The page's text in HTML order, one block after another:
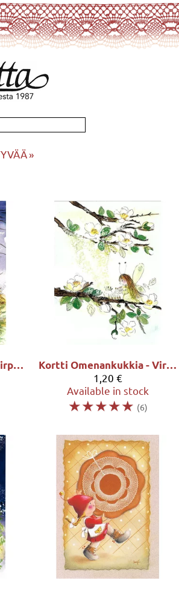
‪»
Kortti Kuurankukkia - Virpi Pekkala
Kortti Omenankukkia - Virpi Pekkala
1,20 €
Available in stock
☆☆☆☆☆ (6)